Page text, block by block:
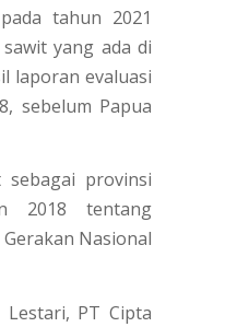
tahun 2021
yang ada di
laporan evaluasi
sebelum Papua
sebagai provinsi
2018 tentang
Nasional
PT Cipta